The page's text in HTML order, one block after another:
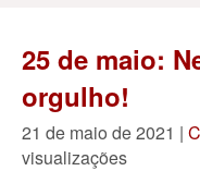
25 de maio:
orgulho!
21 de maio de 2021 |
visualizações